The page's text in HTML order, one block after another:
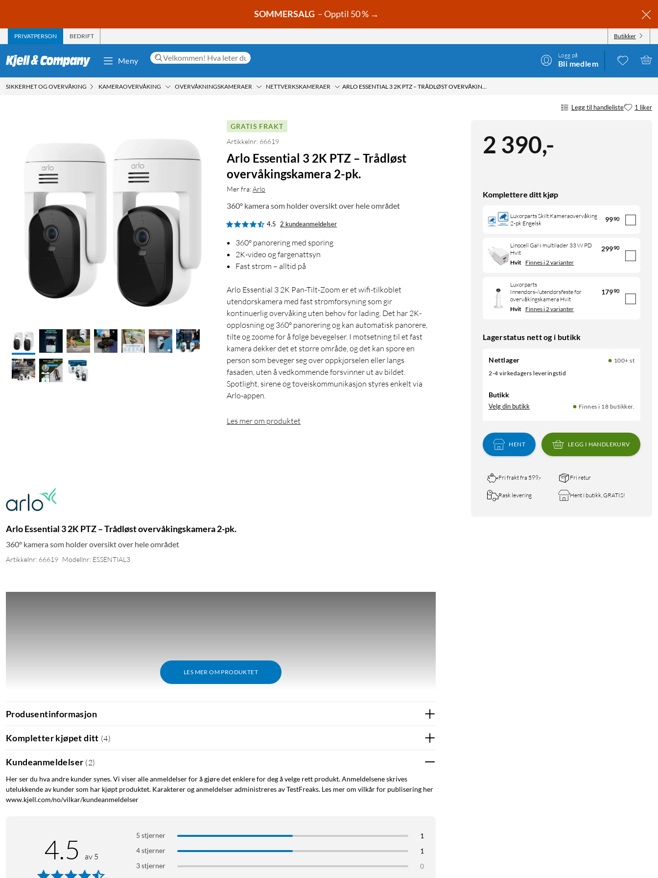
SOMMERSALG – Opptil 50 % →
PRIVATPERSON BEDRIFT Butikker
Meny
Logg på
Bli medlem
SIKKERHET OG OVERVÅKING KAMERAOVERVÅKING OVERVÅKNINGSKAMERAER NETTVERKSKAMERAER ARLO ESSENTIAL 3 2K PTZ – TRÅDLØST OVERVÅKINGSKAMERA 2-PK.
Legg til handleliste 1 liker
2 390,-
Komplettere ditt kjøp
Luxorparts Skilt Kameraovervåking
2-pk Engelsk
9990
Linocell GaN multilader 33 W PD
Hvit
29990
Hvit Finnes i 2 varianter
Luxorparts
Innendørs-/utendørsfeste for
overvåkingskamera Hvit
17990
Hvit Finnes i 2 varianter
Lagerstatus nett og i butikk
Nettlager
100+ st
2-4 virkedagers leveringstid
Butikk
Velg din butikk Finnes i 18 butikker.
HENT LEGG I HANDLEKURV
Fri frakt fra 599,- Fri retur
Rask levering Hent i butikk, GRATIS!
GRATIS FRAKT
Artikkelnr: 66619
Arlo Essential 3 2K PTZ – Trådløst
overvåkingskamera 2-pk.
Mer fra:Arlo
360° kamera som holder oversikt over hele området
4.5 2 kundeanmeldelser
360° panorering med sporing
2K-video og fargenattsyn
Fast strøm – alltid på
Arlo Essential 3 2K Pan-Tilt-Zoom er et wifi-tilkoblet
utendørskamera med fast strømforsyning som gir
kontinuerlig overvåking uten behov for lading. Det har 2K-
oppløsning og 360° panorering og kan automatisk panorere,
tilte og zoome for å følge bevegelser. I motsetning til et fast
kamera dekker det et større område, og det kan spore en
person som beveger seg over oppkjørselen eller langs
fasaden, uten å vedkommende forsvinner ut av bildet.
Spotlight, sirene og toveiskommunikasjon styres enkelt via
Arlo-appen.
Les mer om produktet
Arlo Essential 3 2K PTZ – Trådløst overvåkingskamera 2-pk.
360° kamera som holder oversikt over hele området
Artikkelnr: 66619 Modellnr: ESSENTIAL3
LES MER OM PRODUKTET
Kort om produktet
360° panorering og 180° tilt som reduserer skjulte vinkler.
Produsentinformasjon
Kompletter kjøpet ditt (4)
Kundeanmeldelser (2)
Her ser du hva andre kunder synes. Vi viser alle anmeldelser for å gjøre det enklere for deg å velge rett produkt. Anmeldelsene skrives
utelukkende av kunder som har kjøpt produktet. Karakterer og anmeldelser administreres av TestFreaks. Les mer om vilkår for publisering her
www.kjell.com/no/vilkar/kundeanmeldelser
4.5 av 5
5 stjerner
1
4 stjerner
1
3 stjerner
0